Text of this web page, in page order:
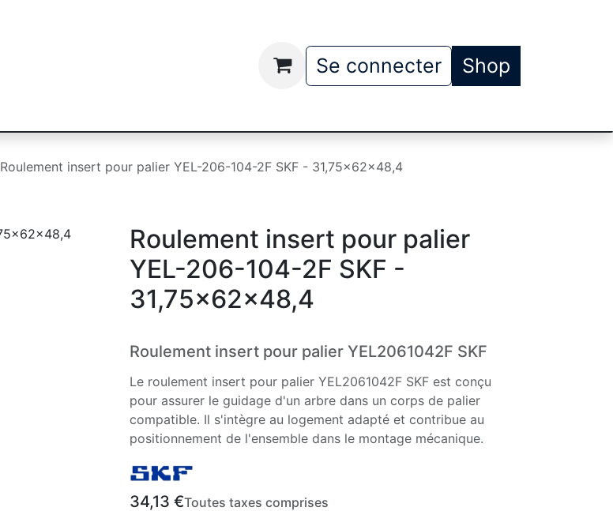
Qui somme nous
Se connecter Shop
Roulement insert pour palier YEL-206-104-2F SKF - 31,75x62x48,4
Roulement insert pour palier
YEL-206-104-2F SKF -
31,75x62x48,4
Roulement insert pour palier YEL2061042F SKF
Le roulement insert pour palier YEL2061042F SKF est conçu
pour assurer le guidage d'un arbre dans un corps de palier
compatible. Il s'intègre au logement adapté et contribue au
positionnement de l'ensemble dans le montage mécanique.
34,13 €Toutes taxes comprises